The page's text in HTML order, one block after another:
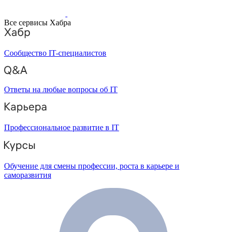
Все сервисы Хабра
Сообщество IT-специалистов
Ответы на любые вопросы об IT
Профессиональное развитие в IT
Обучение для смены профессии, роста в карьере и
саморазвития